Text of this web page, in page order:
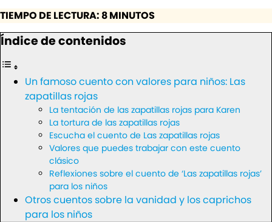
TIEMPO DE LECTURA: 8 MINUTOS
Índice de contenidos
Un famoso cuento con valores para niños: Las
zapatillas rojas
La tentación de las zapatillas rojas para Karen
La tortura de las zapatillas rojas
Escucha el cuento de Las zapatillas rojas
Valores que puedes trabajar con este cuento
clásico
Reflexiones sobre el cuento de ‘Las zapatillas rojas’
para los niños
Otros cuentos sobre la vanidad y los caprichos
para los niños